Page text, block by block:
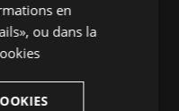
en
ou dans la